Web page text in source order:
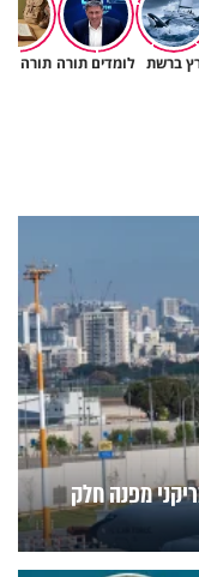
ברשת לומדים תורה תורה
מפנה חלק